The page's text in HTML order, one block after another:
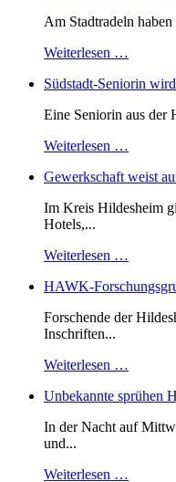
Am Stadtradeln
Weiterlesen …
Südstadt-Seniorin
Eine Seniorin aus der
Weiterlesen …
Gewerkschaft weist
Im Kreis Hildesheim
Hotels,...
Weiterlesen …
HAWK-
Forschende der
Inschriften...
Weiterlesen …
Unbekannte sprühen
In der Nacht auf
und...
Weiterlesen …